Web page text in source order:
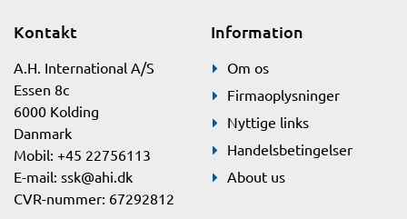
Kontakt
A.H. International A/S
Essen 8c
6000 Kolding
Danmark
Mobil: +45 22756113
E-mail: ssk@ahi.dk
CVR-nummer: 67292812
Information
Om os
Firmaoplysninger
Nyttige links
Handelsbetingelser
About us